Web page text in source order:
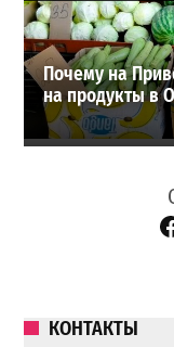
Почему на
на продукты в
КОНТАКТЫ